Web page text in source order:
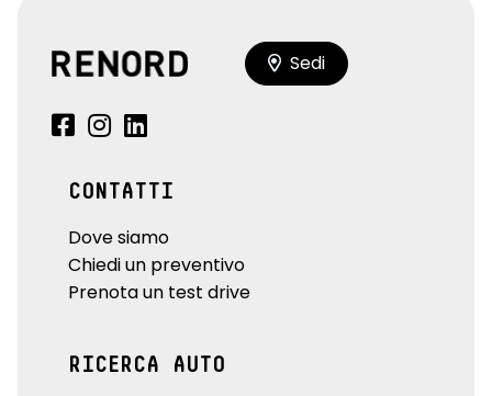
Sedi
CONTATTI
Dove siamo
Chiedi un preventivo
Prenota un test drive
RICERCA AUTO